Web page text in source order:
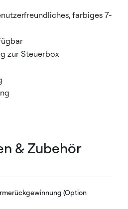
farbiges 7-
zur Steuerbox
& Zubehör
(Option